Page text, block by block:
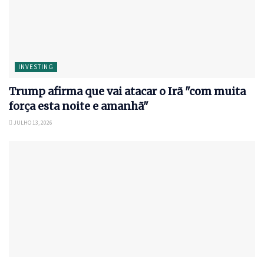
INVESTING
Trump afirma que vai atacar o Irã "com muita
força esta noite e amanhã"
JULHO 13, 2026